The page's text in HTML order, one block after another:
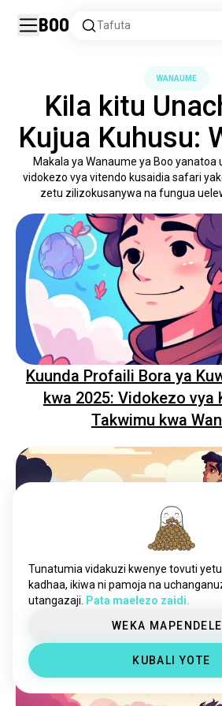
Boo Tafuta
WANAUME
Kila kitu
Kujua Kuhusu:
Makala ya Wanaume ya Boo
vidokezo vya vitendo kusaidia safari
zetu zilizokusanywa na fungua
Kuunda Profaili Bora ya
kwa 2025: Vidokezo vya
Takwimu kwa
Kujiua kwa Chester
Unyogovu Kati ya
Tunatumia vidakuzi kwenye tovuti
kadhaa, ikiwa ni pamoja na
utangazaji.
Pata maelezo zaidi.
WEKA
KUBALI YOTE